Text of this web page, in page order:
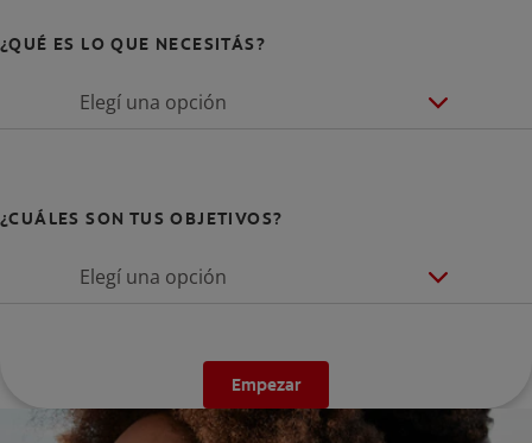
¿QUÉ ES LO QUE NECESITÁS?
Elegí una opción
¿CUÁLES SON TUS OBJETIVOS?
Elegí una opción
Empezar